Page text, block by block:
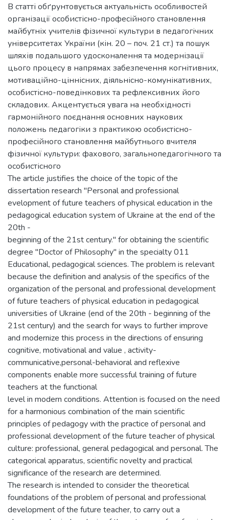
В статті обґрунтовується актуальність особливостей
організації особистісно-професійного становлення
майбутніх учителів фізичної культури в педагогічних
університетах України (кін. 20 – поч. 21 ст.) та пошук
шляхів подальшого удосконалення та модернізації
цього процесу в напрямах забезпечення когнітивних,
мотиваційно-ціннісних, діяльнісно-комунікативних,
особистісно-поведінкових та рефлексивних його
складових. Акцентується увага на необхідності
гармонійного поєднання основних наукових
положень педагогіки з практикою особистісно-
професійного становлення майбутнього вчителя
фізичної культури: фахового, загальнопедагогічного та
особистісного
The article justifies the choice of the topic of the
dissertation research "Personal and professional
evelopment of future teachers of physical education in the
pedagogical education system of Ukraine at the end of the
20th -
beginning of the 21st century." for obtaining the scientific
degree "Doctor of Philosophy" in the specialty 011
Educational, pedagogical sciences. The problem is relevant
because the definition and analysis of the specifics of the
organization of the personal and professional development
of future teachers of physical education in pedagogical
universities of Ukraine (end of the 20th - beginning of the
21st century) and the search for ways to further improve
and modernize this process in the directions of ensuring
cognitive, motivational and value , activity-
communicative,personal-behavioral and reflexive
components enable more successful training of future
teachers at the functional
level in modern conditions. Attention is focused on the need
for a harmonious combination of the main scientific
principles of pedagogy with the practice of personal and
professional development of the future teacher of physical
culture: professional, general pedagogical and personal. The
categorical apparatus, scientific novelty and practical
significance of the research are determined.
The research is intended to consider the theoretical
foundations of the problem of personal and professional
development of the future teacher, to carry out a